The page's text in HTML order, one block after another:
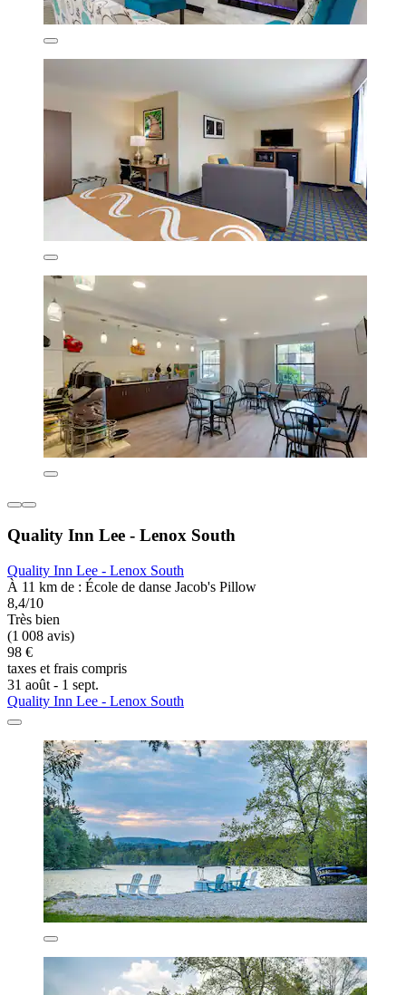
Quality Inn Lee - Lenox South
Quality Inn Lee - Lenox South
À 11 km de : École de danse Jacob's Pillow
8,4/10
Très bien
(1 008 avis)
98 €
taxes et frais compris
31 août - 1 sept.
Quality Inn Lee - Lenox South